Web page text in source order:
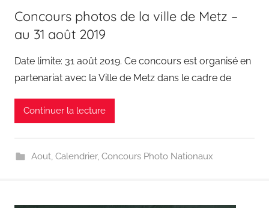
Concours photos de la ville de Metz –
au 31 août 2019
Date limite: 31 août 2019. Ce concours est organisé en
partenariat avec la Ville de Metz dans le cadre de
Continuer la lecture
Aout, Calendrier, Concours Photo Nationaux